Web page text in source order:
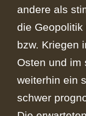
andere als
die
bzw. Kriegen
Osten und im
weiterhin ein
schwer